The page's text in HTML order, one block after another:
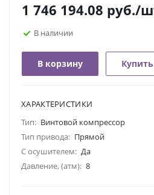
1 746 194.08 руб./
В наличии
В корзину
ХАРАКТЕРИСТИКИ
Тип: Винтовой компрессор
Тип привода: Прямой
С осушителем: Да
Давление, (атм): 8